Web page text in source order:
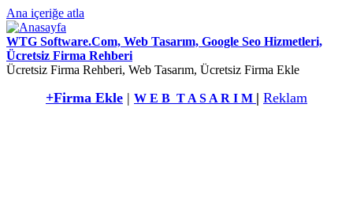
Ana içeriğe atla
WTG Software.Com, Web Tasarım, Google Seo Hizmetleri,
Ücretsiz Firma Rehberi
Ücretsiz Firma Rehberi, Web Tasarım, Ücretsiz Firma Ekle
+Firma Ekle | W E B T A S A R I M | Reklam